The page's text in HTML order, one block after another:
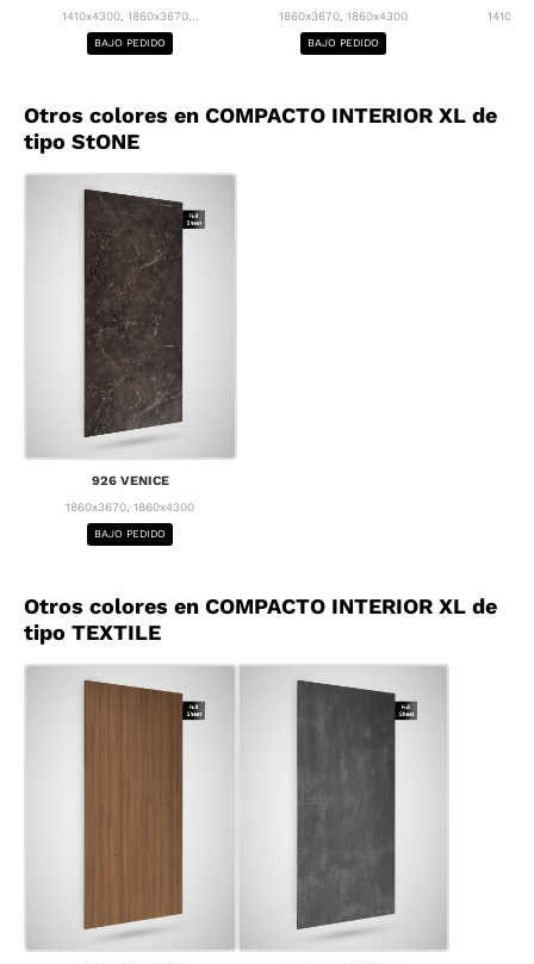
1410x4300, 1860x3670...
BAJO PEDIDO
1860x3670, 1860x4300
BAJO PEDIDO
Otros colores en COMPACTO INTERIOR XL de
tipo StONE
926 VENICE
1860x3670, 1860x4300
BAJO PEDIDO
Otros colores en COMPACTO INTERIOR XL de
tipo TEXTILE